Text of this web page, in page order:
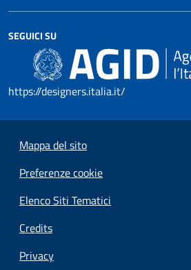
SEGUICI SU
https://designers.italia.it/
Mappa del sito
Preferenze cookie
Elenco Siti Tematici
Credits
Privacy